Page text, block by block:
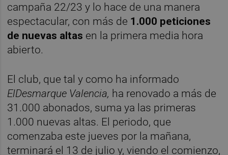
campaña 22/23 y lo hace de una manera
espectacular, con más de 1.000 peticiones
de nuevas altas en la primera media hora
abierto.
El club, que tal y como ha informado
ElDesmarque Valencia, ha renovado a más de
31.000 abonados, suma ya las primeras
1.000 nuevas altas. El periodo, que
comenzaba este jueves por la mañana,
terminará el 13 de julio y, viendo el comienzo,